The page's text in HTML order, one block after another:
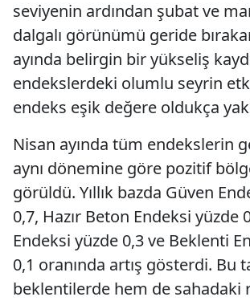
seviyenin ardından şubat ve
dalgalı görünümü geride
ayında belirgin bir yükseliş
endekslerdeki olumlu seyrin
endeks eşik değere oldukça
Nisan ayında tüm endekslerin
aynı dönemine göre pozitif
görüldü. Yıllık bazda Güven
0,7, Hazır Beton Endeksi yüzde
Endeksi yüzde 0,3 ve Beklenti
0,1 oranında artış gösterdi. Bu
beklentilerde hem de sahadaki